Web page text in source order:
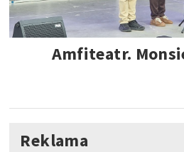
Amfiteatr.
Reklama